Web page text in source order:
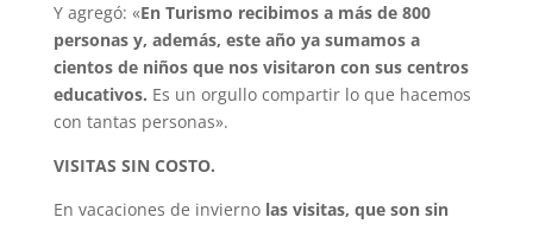
Y agregó: «En Turismo recibimos a más de 800
personas y, además, este año ya sumamos a
cientos de niños que nos visitaron con sus centros
educativos. Es un orgullo compartir lo que hacemos
con tantas personas».
VISITAS SIN COSTO.
En vacaciones de invierno las visitas, que son sin